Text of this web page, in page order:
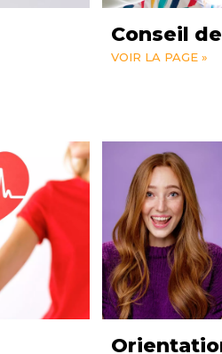
Conseil
VOIR LA PAGE »